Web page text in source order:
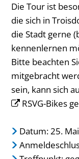
Die Tour ist
die sich in
die Stadt gerne
kennenlernen
Bitte beachten
mitgebracht
sein, kann sich
RSVG-Bikes
Datum: 25. Mai